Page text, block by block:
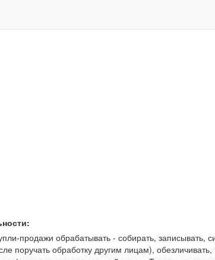
продажи обрабатывать - собирать, записывать,
поручать обработку другим лицам), обезличивать,